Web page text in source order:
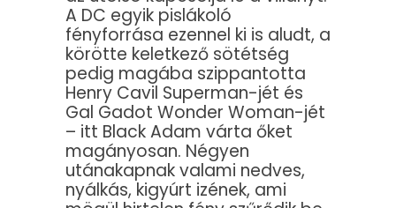
A DC egyik pislákoló
fényforrása ezennel ki is aludt, a
körötte keletkező sötétség
pedig magába szippantotta
Henry Cavil Superman-jét és
Gal Gadot Wonder Woman-jét
– itt Black Adam várta őket
magányosan. Négyen
utánakapnak valami nedves,
nyálkás, kigyúrt izének, ami